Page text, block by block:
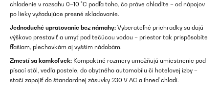
chladenie v rozsahu 0–10 °C podľa toho, čo práve chladíte – od nápojov
po lieky vyžadujúce presné skladovanie.
Jednoduché upratovanie bez námahy: Vyberateľné priehradky sa dajú
výškovo prestaviť a umyť pod tečúcou vodou – priestor tak prispôsobíte
fľašiam, plechovkám aj vyšším nádobám.
Zmestí sa kamkoľvek: Kompaktné rozmery umožňujú umiestnenie pod
písací stôl, vedľa postele, do obytného automobilu či hotelovej izby –
stačí zapojiť do štandardnej zásuvky 230 V AC a ihneď chladí.